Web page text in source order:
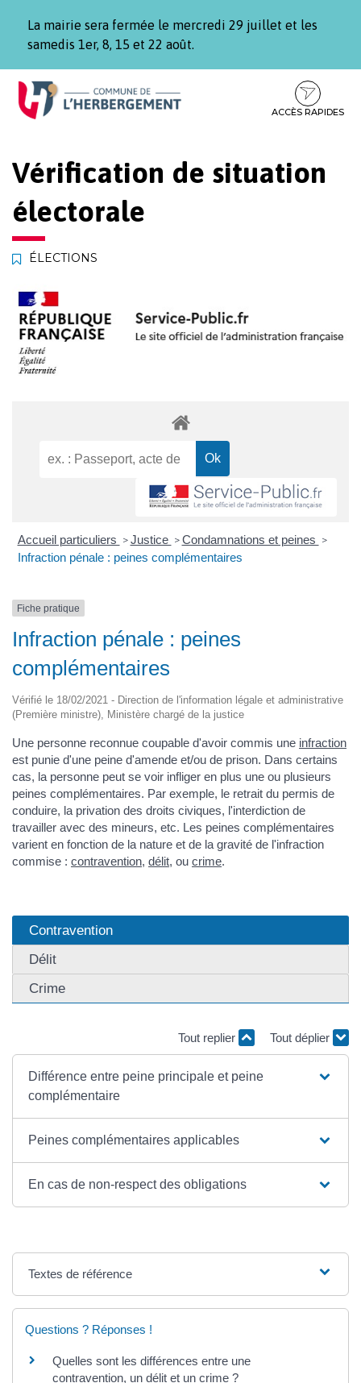
La mairie sera fermée le mercredi 29 juillet et les
samedis 1er, 8, 15 et 22 août.
Aller
Aller
contenu
Aller
pied
ACCÈS RAPIDES
Vérification de situation
électorale
ÉLECTIONS
Accueil particuliers > Justice > Condamnations et peines >
Infraction pénale : peines complémentaires
Fiche pratique
Infraction pénale : peines
complémentaires
Vérifié le 18/02/2021 - Direction de l'information légale et administrative
(Première ministre), Ministère chargé de la justice
Une personne reconnue coupable d'avoir commis une infraction
est punie d'une peine d'amende et/ou de prison. Dans certains
cas, la personne peut se voir infliger en plus une ou plusieurs
peines complémentaires. Par exemple, le retrait du permis de
conduire, la privation des droits civiques, l'interdiction de
travailler avec des mineurs, etc. Les peines complémentaires
varient en fonction de la nature et de la gravité de l'infraction
commise : contravention, délit, ou crime.
Contravention
Délit
Crime
Tout replier Tout déplier
Différence entre peine principale et peine
complémentaire
Peines complémentaires applicables
En cas de non-respect des obligations
Textes de référence
Questions ? Réponses !
Quelles sont les différences entre une
contravention, un délit et un crime ?